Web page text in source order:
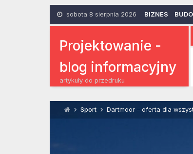
sobota 8 sierpnia 2026 BIZNES
Projektowanie -
blog informacyjny
artykuły do przedruku
Sport Dartmoor – oferta dla